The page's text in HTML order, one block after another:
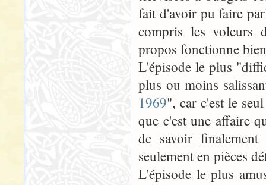
fait d'avoir pu faire
compris les voleurs
propos fonctionne
L'épisode le plus
plus ou moins
1969", car c'est le
que c'est une affaire
de savoir
seulement en pièces
L'épisode le plus